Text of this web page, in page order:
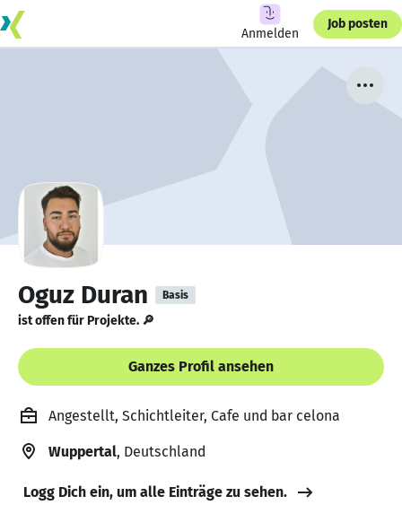
Anmelden
Job posten
Oguz Duran Basis
ist offen für Projekte. 🔎
Ganzes Profil ansehen
Angestellt, Schichtleiter, Cafe und bar celona
Wuppertal, Deutschland
Logg Dich ein, um alle Einträge zu sehen.